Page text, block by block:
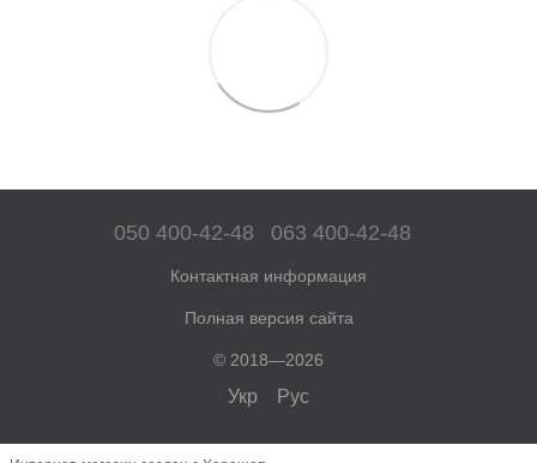
050 400-42-48 063 400-42-48
Контактная информация
Полная версия сайта
© 2018—2026
Укр Рус